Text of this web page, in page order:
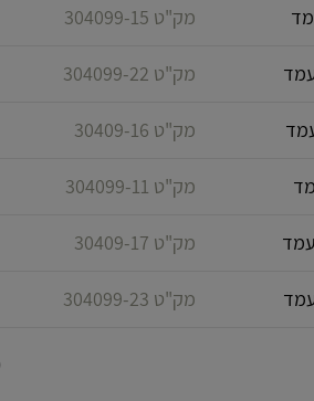
מק"ט 304099-15
מק"ט 304099-22
מק"ט 30409-16
מק"ט 304099-11
מק"ט 30409-17
מק"ט 304099-23